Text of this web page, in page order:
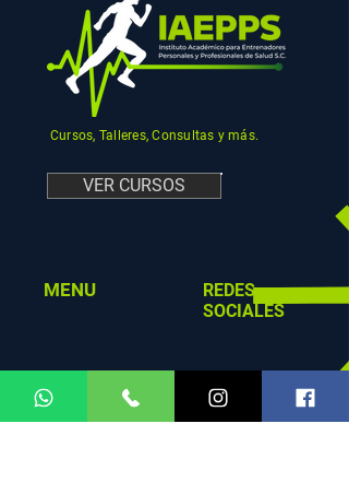
Cursos, Talleres, Consultas y más.
VER CURSOS
MENU
REDES
SOCIALES